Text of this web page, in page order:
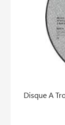
Disque A